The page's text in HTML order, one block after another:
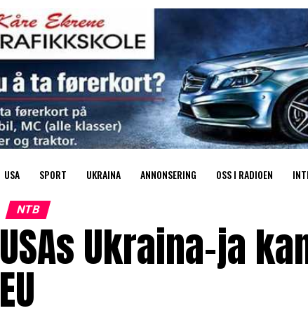
USA SPORT UKRAINA ANNONSERING OSS I RADIOEN
NTB
USAs Ukraina-ja
EU